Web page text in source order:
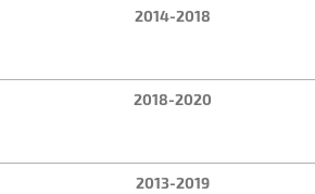
2014-2018
2018-2020
2013-2019